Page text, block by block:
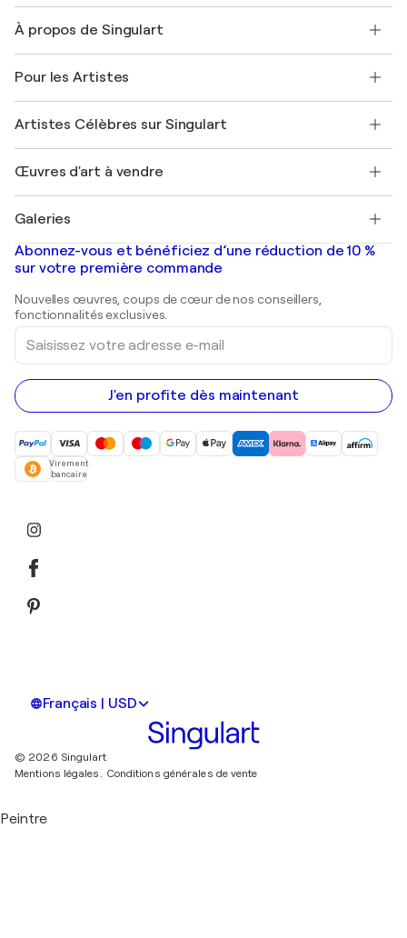
Expédition
Offrir une carte cadeau
Rejoignez notre programme commercial
Mon compte
+33 1 76 44 06 42
À propos de Singulart
FAQ
Magazine Singulart
Emplois
Découvrez une sélection d'art original
Pour les Artistes
Se connecter en tant qu'Artiste
Artistes Célèbres sur Singulart
Marc Chagall
Banksy
Mr. Brainwash
Shepard Fairey
Œuvres d'art à vendre
Tableaux abstraits à vendre
Peintures de paysage
Estampes
Peintures acryliques
Galeries
Galeries d'art en France
Galeries d'art en Belgique
Abonnez-vous et bénéficiez d’une réduction de 10 %
sur votre première commande
Nouvelles œuvres, coups de cœur de nos conseillers,
fonctionnalités exclusives.
Saisissez
votre
adresse
e-
mail
J'en profite dès maintenant
Virement
bancaire
Français | USD
© 2026 Singulart
Mentions légales.
Conditions générales de vente
Peintre